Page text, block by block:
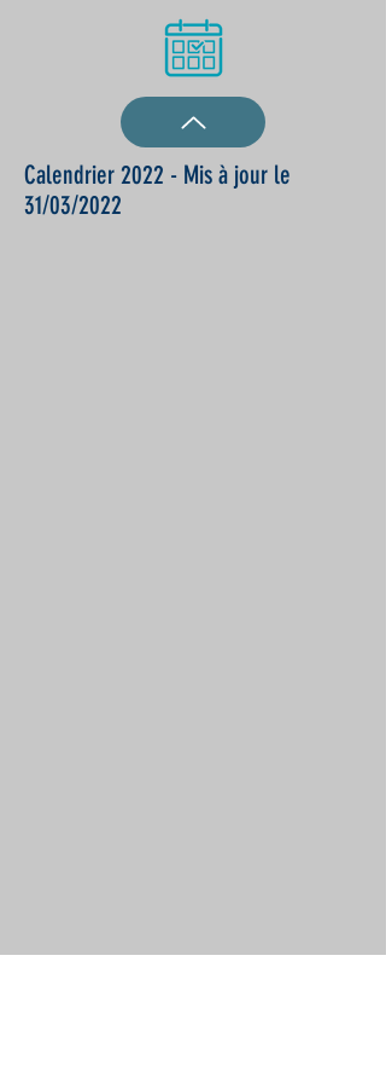
Calendrier 2022 - Mis à jour le
31/03/2022